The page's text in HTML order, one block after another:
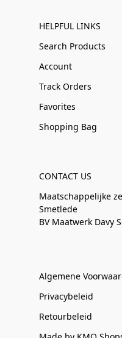
HELPFUL LINKS
Search Products
Account
Track Orders
Favorites
Shopping Bag
CONTACT US
Maatschappelijke
Smetlede
BV Maatwerk Davy
Algemene
Privacybeleid
Retourbeleid